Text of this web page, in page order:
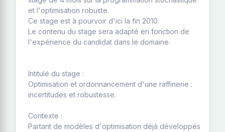
et l'optimisation robuste.
Ce stage est à pourvoir d'ici la fin 2010.
Le contenu du stage sera adapté en fonction de
l'expérience du candidat dans le domaine.
Intitulé du stage :
Optimisation et ordonnancement d'une raffinerie :
incertitudes et robustesse.
Contexte :
Partant de modèles d'optimisation déjà développés